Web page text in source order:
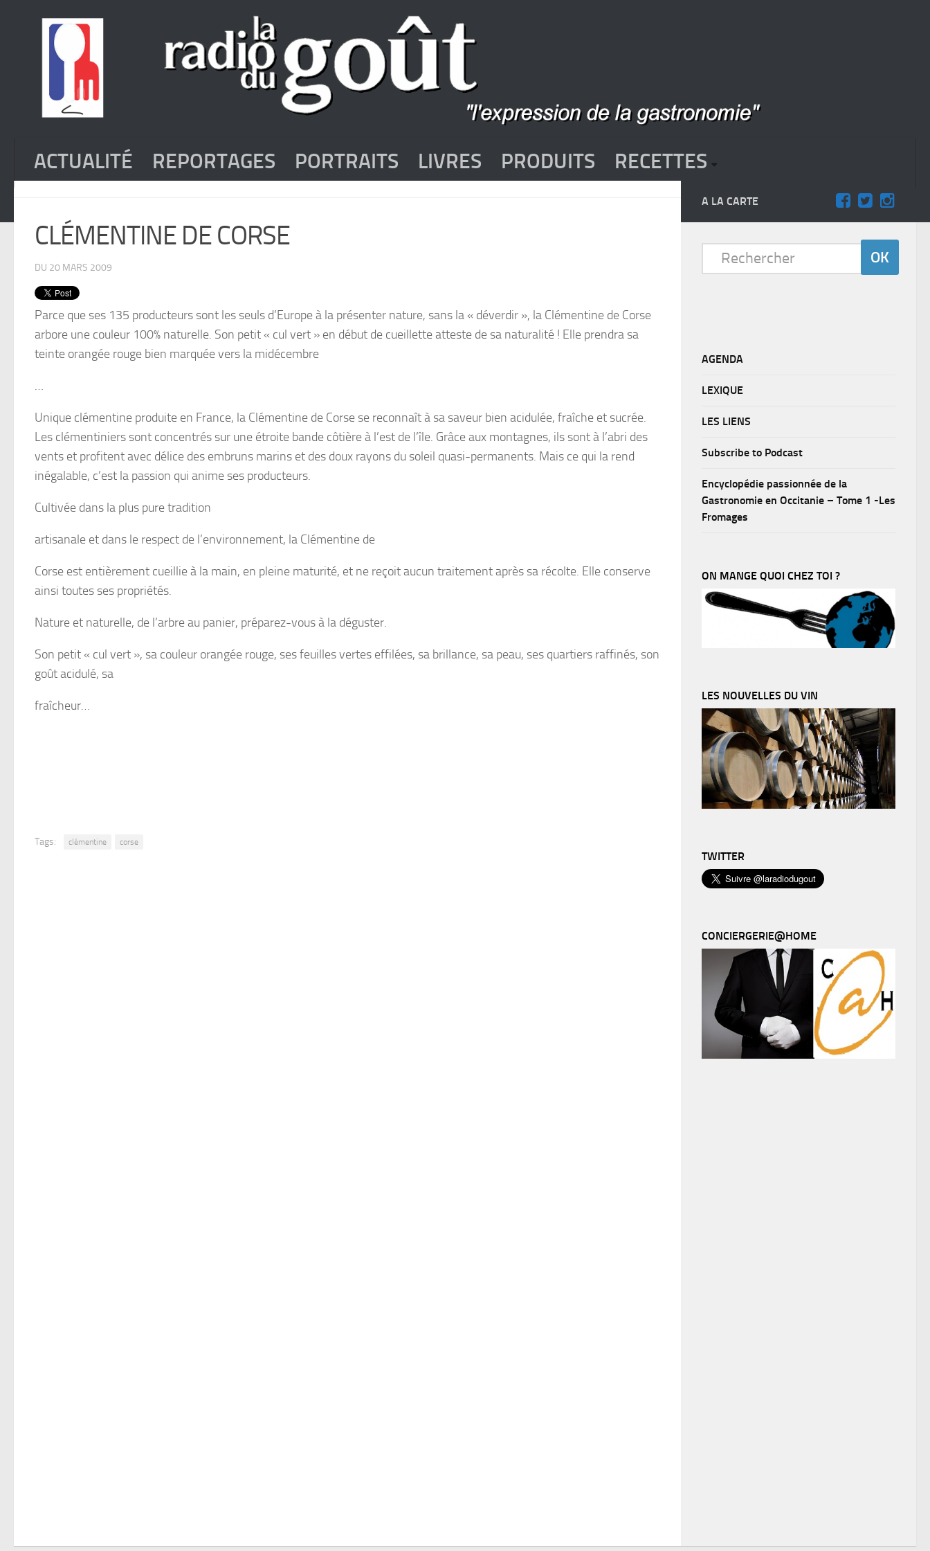
ACTUALITÉ REPORTAGES PORTRAITS LIVRES PRODUITS RECETTES
CLÉMENTINE DE CORSE
DU 20 MARS 2009
Parce que ses 135 producteurs sont les seuls d’Europe à la présenter nature, sans la « déverdir », la Clémentine de Corse
arbore une couleur 100% naturelle. Son petit « cul vert » en début de cueillette atteste de sa naturalité ! Elle prendra sa
teinte orangée rouge bien marquée vers la midécembre
…
Unique clémentine produite en France, la Clémentine de Corse se reconnaît à sa saveur bien acidulée, fraîche et sucrée.
Les clémentiniers sont concentrés sur une étroite bande côtière à l’est de l’île. Grâce aux montagnes, ils sont à l’abri des
vents et profitent avec délice des embruns marins et des doux rayons du soleil quasi-permanents. Mais ce qui la rend
inégalable, c’est la passion qui anime ses producteurs.
Cultivée dans la plus pure tradition
artisanale et dans le respect de l’environnement, la Clémentine de
Corse est entièrement cueillie à la main, en pleine maturité, et ne reçoit aucun traitement après sa récolte. Elle conserve
ainsi toutes ses propriétés.
Nature et naturelle, de l’arbre au panier, préparez-vous à la déguster.
Son petit « cul vert », sa couleur orangée rouge, ses feuilles vertes effilées, sa brillance, sa peau, ses quartiers raffinés, son
goût acidulé, sa
fraîcheur…
Tags: clémentine corse
A LA CARTE
AGENDA
LEXIQUE
LES LIENS
Subscribe to Podcast
Encyclopédie passionnée de la
Gastronomie en Occitanie – Tome 1 -Les
Fromages
ON MANGE QUOI CHEZ TOI ?
LES NOUVELLES DU VIN
TWITTER
CONCIERGERIE@HOME